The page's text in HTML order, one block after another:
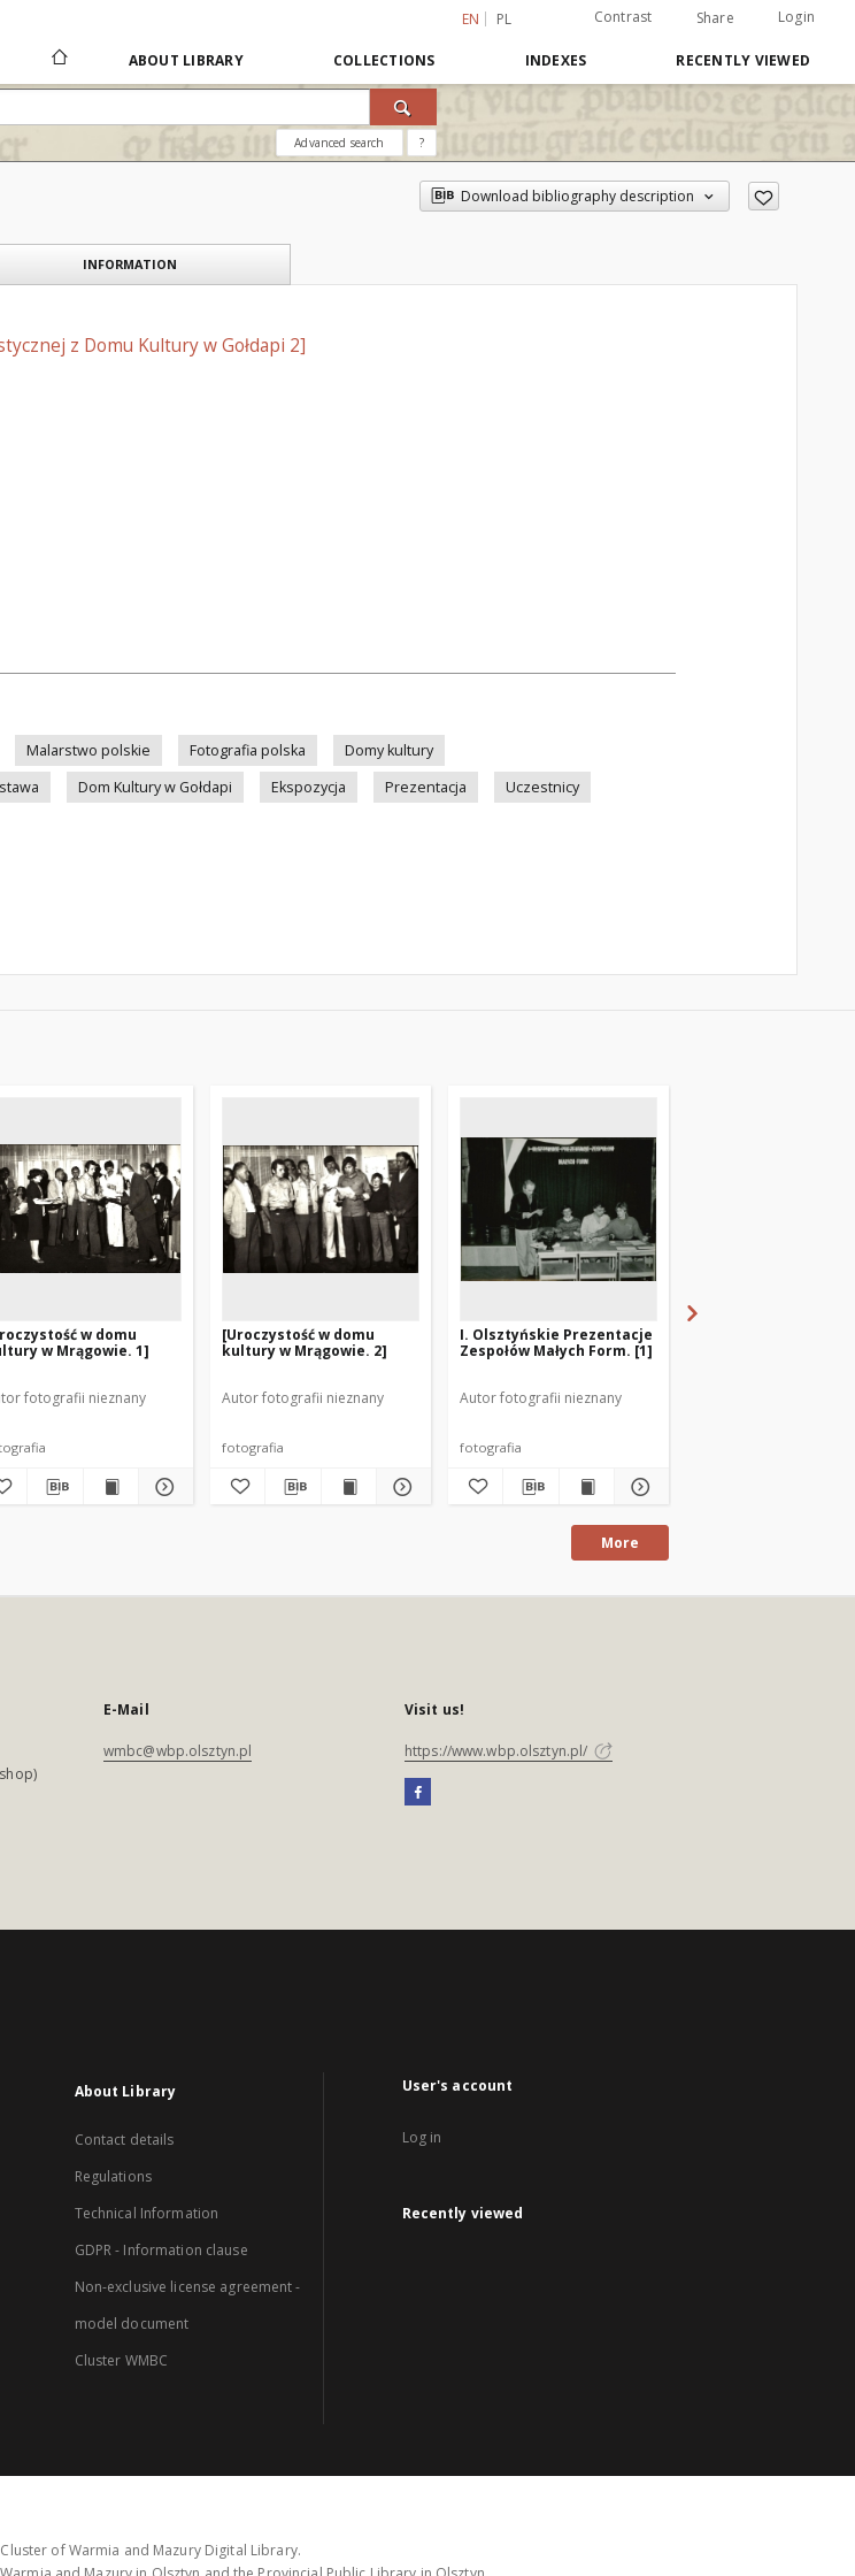
EN PL Contrast Share Login
ABOUT LIBRARY COLLECTIONS INDEXES RECENTLY VIEWED
Advanced search ?
Download bibliography description
INFORMATION
z Domu Kultury w Gołdapi 2]
Malarstwo polskie Fotografia polska
Domy kultury
Dom Kultury w Gołdapi Ekspozycja Prezentacja Uczestnicy
w domu
w Mrągowie. 1]
fotografii nieznany
[Uroczystość w domu
kultury w Mrągowie. 2]
Autor fotografii nieznany
fotografia
I. Olsztyńskie Prezentacje
Zespołów Małych Form. [1]
Autor fotografii nieznany
fotografia
More
E-Mail
wmbc@wbp.olsztyn.pl
Visit us!
https://www.wbp.olsztyn.pl/
About Library
Contact details
Regulations
Technical Information
GDPR - Information clause
Non-exclusive license agreement -
model document
Cluster WMBC
User's account
Log in
Recently viewed
of Warmia and Mazury Digital Library.